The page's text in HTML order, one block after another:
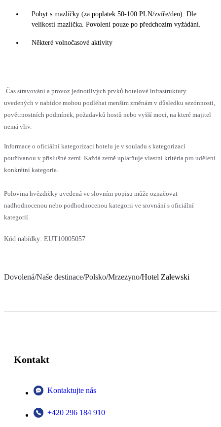
Pobyt s mazlíčky (za poplatek 50-100 PLN/zvíře/den). Dle
velikosti mazlíčka. Povoleni pouze po předchozím vyžádání.
Některé volnočasové aktivity
Čas stravování a provoz jednotlivých prvků hotelové infrastruktury
uvedených v nabídce mohou podléhat menším změnám v důsledku sezónnosti,
povětrnostních podmínek, požadavků hostů nebo vyšší moci, na které majitel
nemá vliv.
Informace o oficiální kategorizaci hotelu je v souladu s kategorizací
používanou v příslušné zemi. Každá země uplatňuje vlastní kritéria pro udělení
konkrétní kategorie.
Polovina hvězdičky uvedená ve slovním popisu může označovat
nadhodnocenou nebo podhodnocenou kategorii ve srovnání s oficiální
kategorií.
Kód nabídky: EUT10005057
Dovolená/Naše destinace/Polsko/Mrzezyno/Hotel Zalewski
Kontakt
Kontaktujte nás
+420 296 184 910